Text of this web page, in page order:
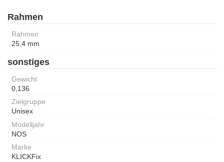
Rahmen
Rahmen
25,4 mm
sonstiges
Gewicht
0,136
Zielgruppe
Unisex
Modelljahr
NOS
Marke
KLICKFix